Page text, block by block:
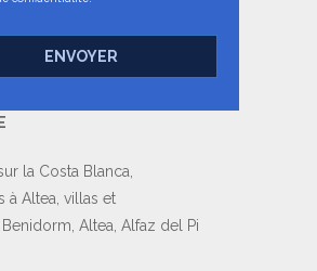
ENVOYER
la Costa Blanca,
à Altea, villas et
Altea, Alfaz del Pi